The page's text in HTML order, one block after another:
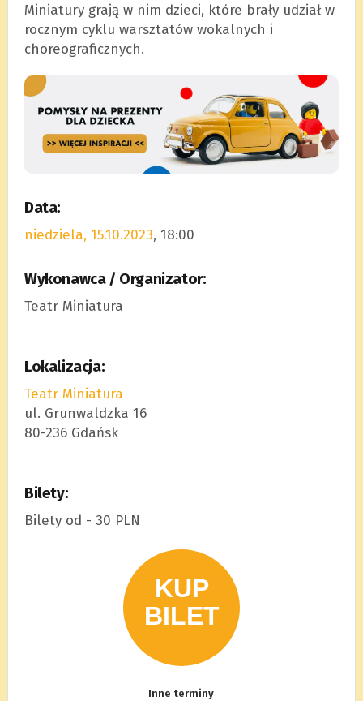
Miniatury grają w nim dzieci, które brały udział w
rocznym cyklu warsztatów wokalnych i
choreograficznych.
Data:
niedziela, 15.10.2023, 18:00
Wykonawca / Organizator:
Teatr Miniatura
Lokalizacja:
Teatr Miniatura
ul. Grunwaldzka 16
80-236 Gdańsk
Bilety:
Bilety od - 30 PLN
Inne terminy